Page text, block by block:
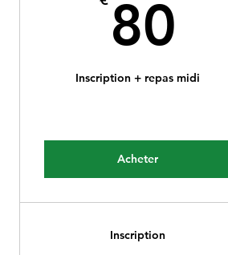
80
Inscription + repas midi
Acheter
Inscription